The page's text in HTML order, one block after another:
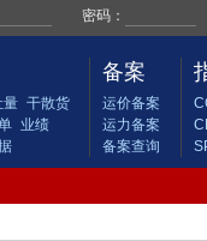
量 干散货
业绩
备案
运价备案
运力备案
备案查询